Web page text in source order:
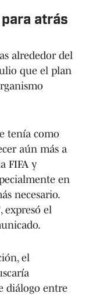
atrás
alrededor del
que el plan
tenía como
aún más a
FIFA y
en
necesario.
expresó el
el
diálogo entre